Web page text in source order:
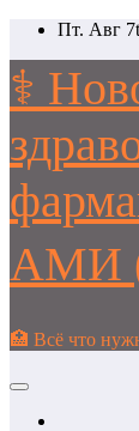
Перейти
содержимому
Пт. Авг
⚕️
АМИ
🏥 Всё что